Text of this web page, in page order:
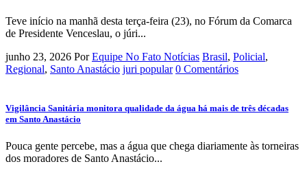
Teve início na manhã desta terça-feira (23), no Fórum da Comarca
de Presidente Venceslau, o júri...
junho 23, 2026 Por Equipe No Fato Notícias Brasil, Policial,
Regional, Santo Anastácio juri popular 0 Comentários
Vigilância Sanitária monitora qualidade da água há mais de três décadas
em Santo Anastácio
Pouca gente percebe, mas a água que chega diariamente às torneiras
dos moradores de Santo Anastácio...